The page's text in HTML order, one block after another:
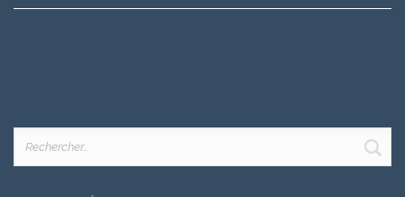
Rechercher :